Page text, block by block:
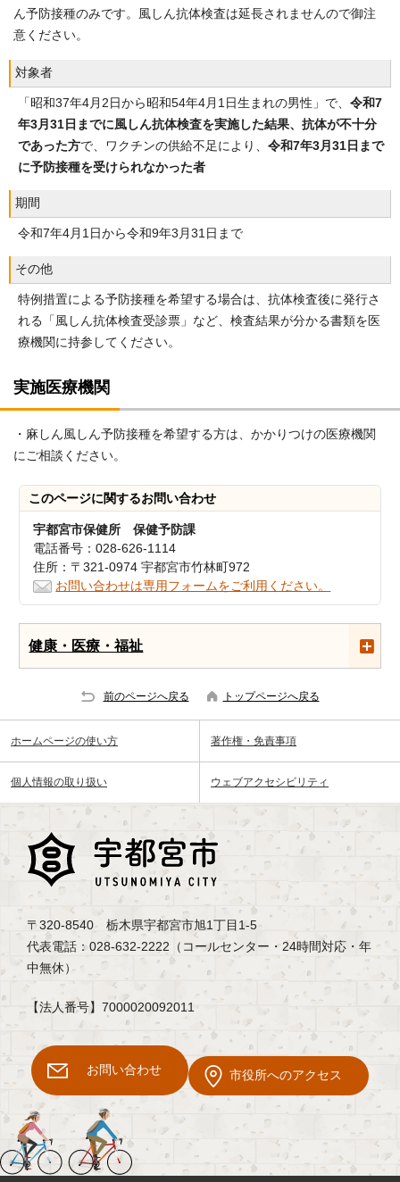
ん予防接種のみです。風しん抗体検査は延長されませんので御注
意ください。
対象者
「昭和37年4月2日から昭和54年4月1日生まれの男性」で、 令和7
年3月31日までに風しん抗体検査を実施した結果、抗体が不十分
であった方で、ワクチンの供給不足により、 令和7年3月31日まで
に予防接種を受けられなかった者
期間
令和7年4月1日から令和9年3月31日まで
その他
特例措置による予防接種を希望する場合は、抗体検査後に発行さ
れる「風しん抗体検査受診票」など、検査結果が分かる書類を医
療機関に持参してください。
実施医療機関
・麻しん風しん予防接種を希望する方は、かかりつけの医療機関
にご相談ください。
このページに関するお問い合わせ
宇都宮市保健所 保健予防課
電話番号：028-626-1114
住所：〒321-0974 宇都宮市竹林町972
お問い合わせは専用フォームをご利用ください。
健康・医療・福祉
前のページへ戻る トップページへ戻る
ホームページの使い方 著作権・免責事項
個人情報の取り扱い ウェブアクセシビリティ
〒320-8540 栃木県宇都宮市旭1丁目1-5
代表電話：028-632-2222（コールセンター・24時間対応・年
中無休）
【法人番号】7000020092011
お問い合わせ 市役所へのアクセス